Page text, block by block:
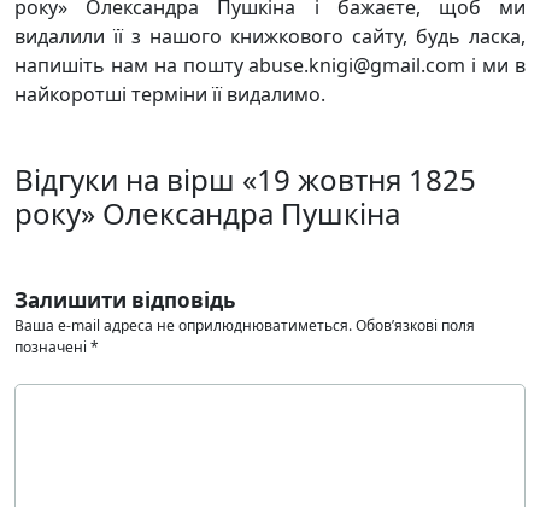
року» Олександра Пушкіна і бажаєте, щоб ми
видалили її з нашого книжкового сайту, будь ласка,
напишіть нам на пошту abuse.knigi@gmail.com і ми в
найкоротші терміни її видалимо.
Відгуки на вірш «19 жовтня 1825
року» Олександра Пушкіна
Залишити відповідь
Ваша e-mail адреса не оприлюднюватиметься.Обов’язкові поля
позначені *